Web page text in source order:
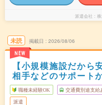
派遣会社
未読
NEW
掲載日 2026/08/06
【小規模施設だから
相手などのサポート
職種未経験OK 交通費別途支給
派遣